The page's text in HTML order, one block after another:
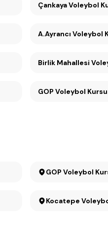
Çankaya
A.Ayrancı Voleybol
Birlik Mahallesi
GOP Voleybol
GOP Voleybol
Kocatepe